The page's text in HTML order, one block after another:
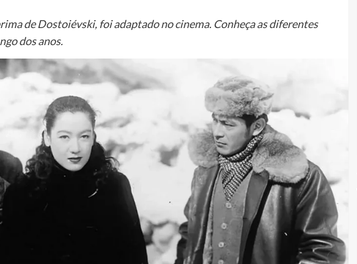
de Dostoiévski, foi adaptado no cinema. Conheça as diferentes
dos anos.